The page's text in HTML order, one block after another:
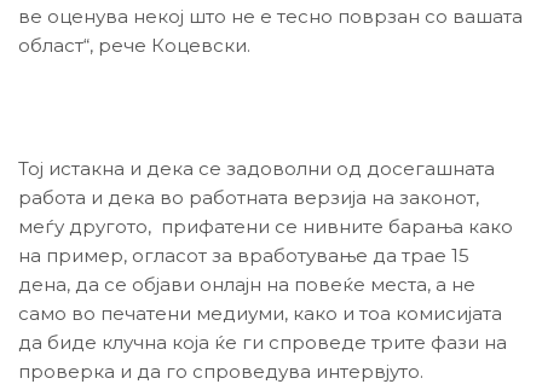
ве оценува некој што не е тесно поврзан со вашата
област“, рече Коцевски.
Тој истакна и дека се задоволни од досегашната
работа и дека во работната верзија на законот,
меѓу другото, прифатени се нивните барања како
на пример, огласот за вработување да трае 15
дена, да се објави онлајн на повеќе места, а не
само во печатени медиуми, како и тоа комисијата
да биде клучна која ќе ги спроведе трите фази на
проверка и да го спроведува интервјуто.